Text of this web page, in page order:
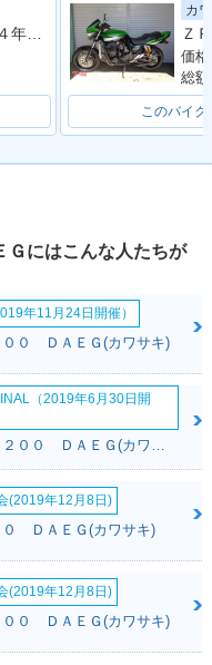
D
ン
2014年 ZRX1200 D
AEG BLACK LIMIT
ED・特別・限定仕様
記
2013年 ZRX1200 D
AEG・カラーチェン
ジ
Ｚ９００ＲＳ ２０２４年モデル 社外フルエキマフラー フェンダーレス ラジエーターカバー タンデムバー シート カスタム多数
カ
Ｚ
価
総
このバイ
にはこんな人たちが
年11月24日開催）
００ ＤＡＥＧ(カワサキ)
（2019年6月30日開
(2019年12月8日)
０ ＤＡＥＧ(カワサキ)
(2019年12月8日)
００ ＤＡＥＧ(カワサキ)